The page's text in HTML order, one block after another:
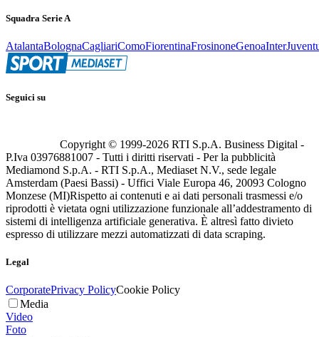
Squadra Serie A
AtalantaBolognaCagliariComoFiorentinaFrosinoneGenoaInter
Seguici su
Copyright © 1999-2026 RTI S.p.A. Business Digital -
P.Iva 03976881007 - Tutti i diritti riservati - Per la pubblicità
Mediamond S.p.A. - RTI S.p.A., Mediaset N.V., sede legale
Amsterdam (Paesi Bassi) - Uffici Viale Europa 46, 20093 Cologno
Monzese (MI)Rispetto ai contenuti e ai dati personali trasmessi e/o
riprodotti è vietata ogni utilizzazione funzionale all’addestramento di
sistemi di intelligenza artificiale generativa. È altresì fatto divieto
espresso di utilizzare mezzi automatizzati di data scraping.
Legal
CorporatePrivacy PolicyCookie Policy
Media
Video
Foto